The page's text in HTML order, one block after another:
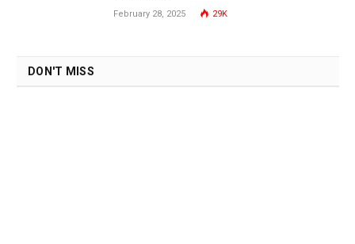
February 28, 2025 29K
DON'T MISS